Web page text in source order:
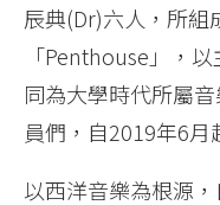
辰典(Dr)六人，所組
「Penthouse」，
同為大學時代所屬
員們，自2019年6月
以西洋音樂為根源